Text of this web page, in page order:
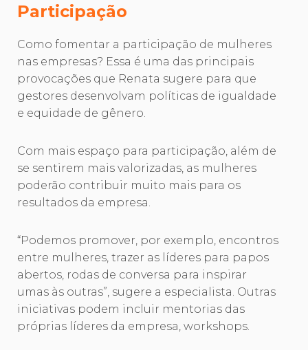
Participação
Como fomentar a participação de mulheres
nas empresas? Essa é uma das principais
provocações que Renata sugere para que
gestores desenvolvam políticas de igualdade
e equidade de gênero.
Com mais espaço para participação, além de
se sentirem mais valorizadas, as mulheres
poderão contribuir muito mais para os
resultados da empresa.
“Podemos promover, por exemplo, encontros
entre mulheres, trazer as líderes para papos
abertos, rodas de conversa para inspirar
umas às outras”, sugere a especialista. Outras
iniciativas podem incluir mentorias das
próprias líderes da empresa, workshops.